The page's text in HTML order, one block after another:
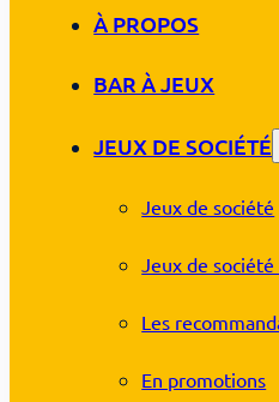
À PROPOS
BAR À JEUX
JEUX DE SOCIÉTÉ
Jeux de société
Jeux de société
Les
En promotions